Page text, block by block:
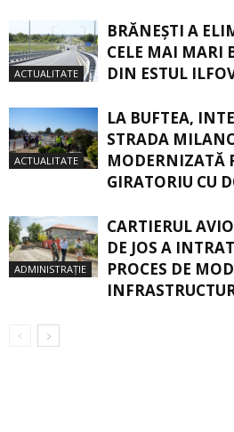
ACTUALITATE
BRĂNEȘTI A
CELE MAI MARI
DIN ESTUL
ACTUALITATE
LA BUFTEA,
STRADA
MODERNIZATĂ
GIRATORIU CU
ADMINISTRAȚIE
CARTIERUL
DE JOS A
PROCES DE